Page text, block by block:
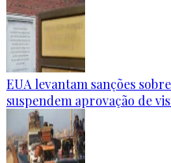
EUA levantam sanções
suspendem aprovação de